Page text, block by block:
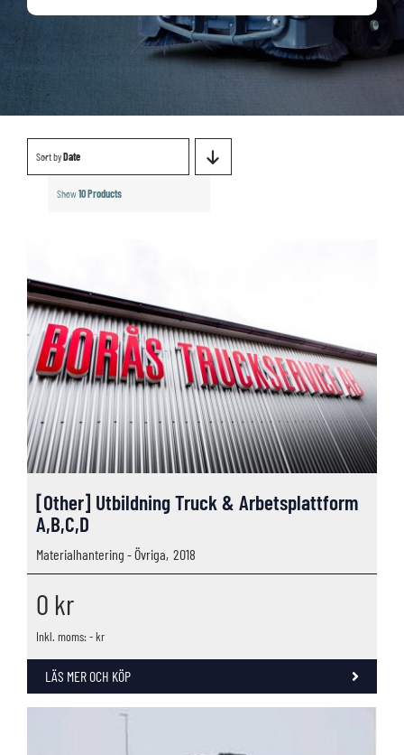
Sort byDate
Show10 Products
[Other] Utbildning Truck & Arbetsplattform
A,B,C,D
Materialhantering - Övriga, 2018
0 kr
Inkl. moms: - kr
LÄS MER OCH KÖP